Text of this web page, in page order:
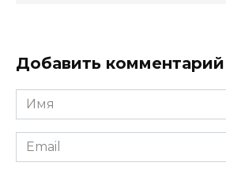
Добавить комментарий
Имя
Email